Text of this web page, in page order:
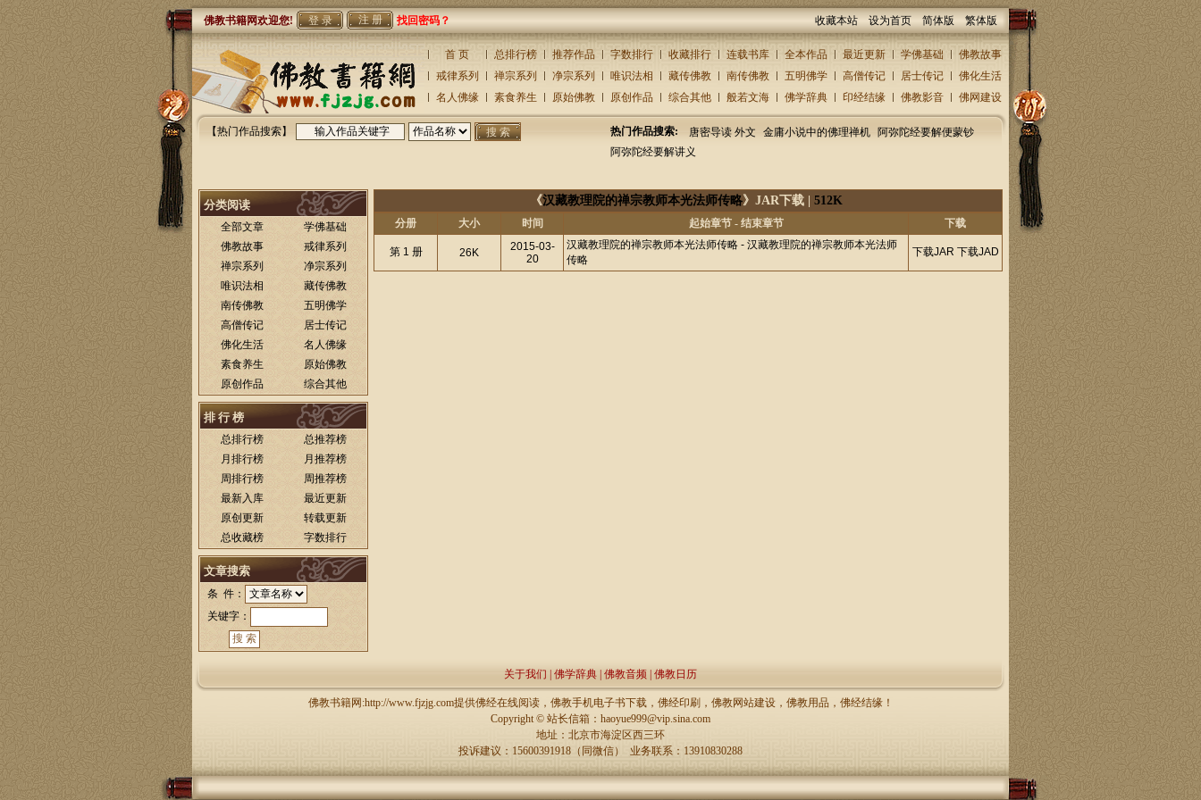
佛教书籍网欢迎您! 注 册 找回密码？ 收藏本站 设为首页 简体版 繁体版
首 页 总排行榜 推荐作品 字数排行 收藏排行 连载书库 全本作品 最近更新 学佛基础
佛教故事
戒律系列
禅宗系列 净宗系列 唯识法相 藏传佛教 南传佛教 五明佛学 高僧传记 居士传记
佛化生活
名人佛缘
素食养生 原始佛教 原创作品 综合其他 般若文海 佛学辞典 印经结缘 佛教影音 佛网建设
【热门作品搜索】 热门作品搜索: 唐密导读 外文 金庸小说中的佛理禅机
阿弥陀经要解便蒙钞
阿弥陀经要解讲义
分类阅读
全部文章
学佛基础
佛教故事
戒律系列
禅宗系列
净宗系列
唯识法相
藏传佛教
南传佛教
五明佛学
高僧传记
居士传记
佛化生活
名人佛缘
素食养生
原始佛教
原创作品
综合其他
排 行 榜
总排行榜
总推荐榜
月排行榜
月推荐榜
周排行榜
周推荐榜
最新入库
最近更新
原创更新
转载更新
总收藏榜
字数排行
文章搜索
条 件：
关键字：
《汉藏教理院的禅宗教师本光法师传略》JAR下载 | 512K
分册 大小 时间 起始章节 - 结束章节 下载
第 1 册 26K
2015-03-
20
汉藏教理院的禅宗教师本光法师传略 - 汉藏教理院的禅宗教师本光法师
传略
下载JAR 下载JAD
关于我们 佛学辞典 佛教音频 佛教日历
佛教书籍网:http://www.fjzjg.com提供佛经在线阅读，佛教手机电子书下载，佛经印刷，佛教网站建设，佛教用品，佛经结缘！
Copyright © 站长信箱：haoyue999@vip.sina.com
地址：北京市海淀区西三环
投诉建议：15600391918（同微信） 业务联系：13910830288